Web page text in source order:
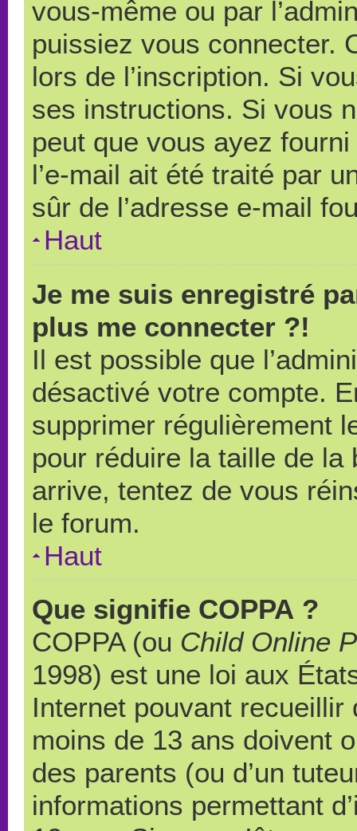
vous-même ou par
puissiez vous connecter.
lors de l’inscription. Si
ses instructions. Si vous
peut que vous ayez
l’e-mail ait été traité par
sûr de l’adresse e-mail
Haut
Je me suis enregistré
plus me connecter ?!
Il est possible que
désactivé votre compte.
supprimer régulièrement
pour réduire la taille de
arrive, tentez de vous
le forum.
Haut
Que signifie COPPA ?
COPPA (ou Child Online
1998) est une loi aux
Internet pouvant
moins de 13 ans doivent
des parents (ou d’un
informations permettant